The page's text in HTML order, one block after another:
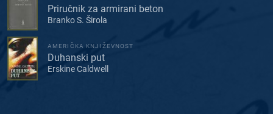
Priručnik za armirani beton
Branko S. Širola
AMERIČKA KNJIŽEVNOST
Duhanski put
Erskine Caldwell